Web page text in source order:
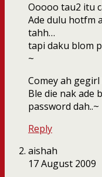
Ooooo tau2 itu
Ade dulu hotfm
tahh…
tapi daku blom
~
Comey ah
Ble die nak ade
password dah..~
Reply
aishah
17 August 2009